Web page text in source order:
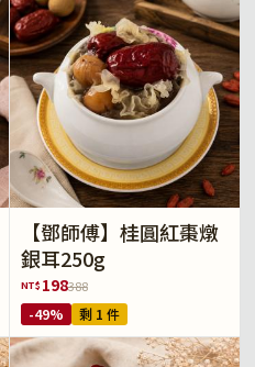
【鄧師傅】桂圓紅棗燉
銀耳250g
NT$ 198388
-49% 剩 1 件